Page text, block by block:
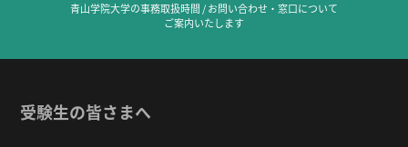
青山学院大学の事務取扱時間 / お問い合わせ・窓口について
ご案内いたします
受験生の皆さまへ